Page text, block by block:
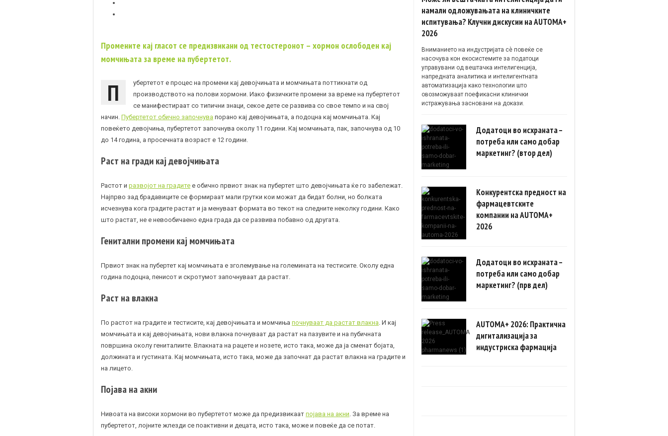
Промените кај гласот се предизвикани од тестостеронот – хормон ослободен кај
момчињата за време на пубертетот.
П
убертетот е процес на промени кај девојчињата и момчињата поттикнати од
производството на полови хормони. Иако физичките промени за време на пубертетот
се манифестираат со типични знаци, секое дете се развива со свое темпо и на свој
начин. Пубертетот обично започнува порано кај девојчињата, а подоцна кај момчињата. Кај
повеќето девојчиња, пубертетот започнува околу 11 години. Кај момчињата, пак, започнува од 10
до 14 година, а просечната возраст е 12 години.
Раст на гради кај девојчињата
Растот и развојот на градите е обично првиот знак на пубертет што девојчињата ќе го забележат.
Најпрво зад брадавиците се формираат мали грутки кои можат да бидат болни, но болката
исчезнува кога градите растат и ја менуваат формата во текот на следните неколку години. Како
што растат, не е невообичаено една града да се развива побавно од другата.
Генитални промени кај момчињата
Првиот знак на пубертет кај момчињата е зголемување на големината на тестисите. Околу една
година подоцна, пенисот и скротумот започнуваат да растат.
Раст на влакна
По растот на градите и тестисите, кај девојчињата и момчиња почнуваат да растат влакна . И кај
момчињата и кај девојчињата, нови влакна почнуваат да растат на пазувите и на пубичната
површина околу гениталиите. Влакната на рацете и нозете, исто така, може да ја сменат бојата,
должината и густината. Кај момчињата, исто така, може да започнат да растат влакна на градите и
на лицето.
Појава на акни
Нивоата на високи хормони во пубертетот може да предизвикаат појава на акни . За време на
пубертетот, лојните жлезди се поактивни и децата, исто така, може и повеќе да се потат.
намали одложувањата на клиничките
испитувања? Клучни дискусии на AUTOMA+
2026
Вниманието на индустријата сè повеќе се
насочува кон екосистемите за податоци
управувани од вештачка интелигенција,
напредната аналитика и интелигентната
автоматизација како технологии што
овозможуваат поефикасни клинички
истражувања засновани на докази.
Додатоци во исхраната –
потреба или само добар
маркетинг? (втор дел)
Конкурентска предност на
фармацевтските
компании на AUTOMA+
2026
Додатоци во исхраната –
потреба или само добар
маркетинг? (прв дел)
AUTOMA+ 2026: Практична
дигитализација за
индустриска фармација